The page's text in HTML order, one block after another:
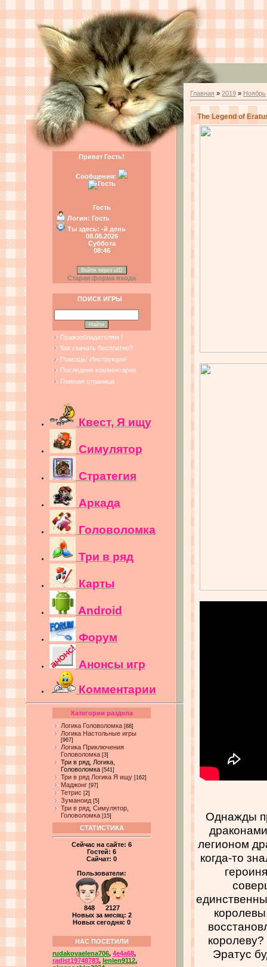
Привет Гость!
Сообщения:
Гость
Логин: Гость
Ты здесь: -й день
08.08.2026
Суббота
08:46
Войти через uID
Старая форма входа
ПОИСК ИГРЫ
Правообладателям !
Как скачать бесплатно?
Помощь! Инструкции!
Последние комментарии
Главная страница
Квест, Я ищу
Симулятор
Стратегия
Аркада
Головоломка
Три в ряд
Карты
Android
Форум
Анонсы игр
Комментарии
Категории раздела
Логика Головоломка [88]
Логика Настольные игры
[967]
Логика Приключения
Головоломка [3]
Три в ряд, Логика,
Головоломка [541]
Три в ряд Логика Я ищу [162]
Маджонг [97]
Тетрис [2]
Зуманоид [5]
Три в ряд, Симулятор,
Головоломка [15]
СТАТИСТИКА
Сейчас на сайте: 6
Гостей: 6
Сайчат: 0
Пользователи:
848 2127
Новых за месяц: 2
Новых сегодня: 0
НАС ПОСЕТИЛИ
rudakovaelena706, 4e4a68,
radist19748783, lenlen9112,
Главная » 2019 » Ноябрь
The Legend of
Однажды
легионом
когда-то
Эратус